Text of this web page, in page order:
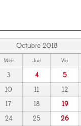
Octubre 2018
Mier Jue Vie
3 4 5
10 11 12
17 18 19
24 25 26